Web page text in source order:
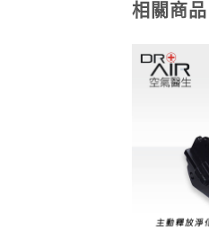
相關商品